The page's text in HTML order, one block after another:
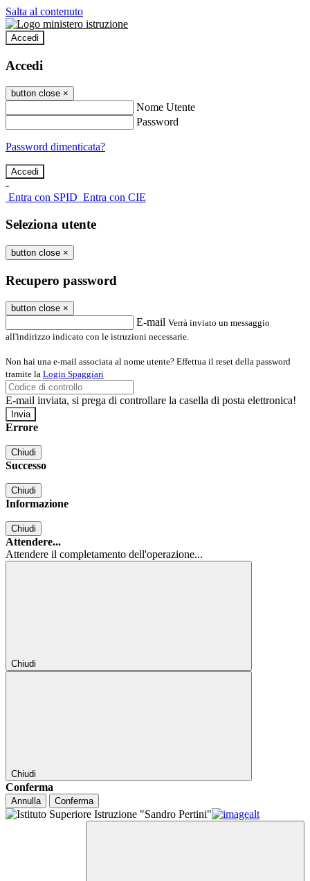
Salta al contenuto
Accedi
Accedi
button close ×
Nome Utente
Password
Password dimenticata?
-
Entra con SPID Entra con CIE
Seleziona utente
button close ×
Recupero password
button close ×
E-mail Verrà inviato un messaggio
all'indirizzo indicato con le istruzioni necessarie.
Non hai una e-mail associata al nome utente? Effettua il reset della password
tramite la Login Spaggiari
E-mail inviata, si prega di controllare la casella di posta elettronica!
Errore
Chiudi
Successo
Chiudi
Informazione
Chiudi
Attendere...
Attendere il completamento dell'operazione...
Chiudi
Chiudi
Conferma
Annulla Conferma